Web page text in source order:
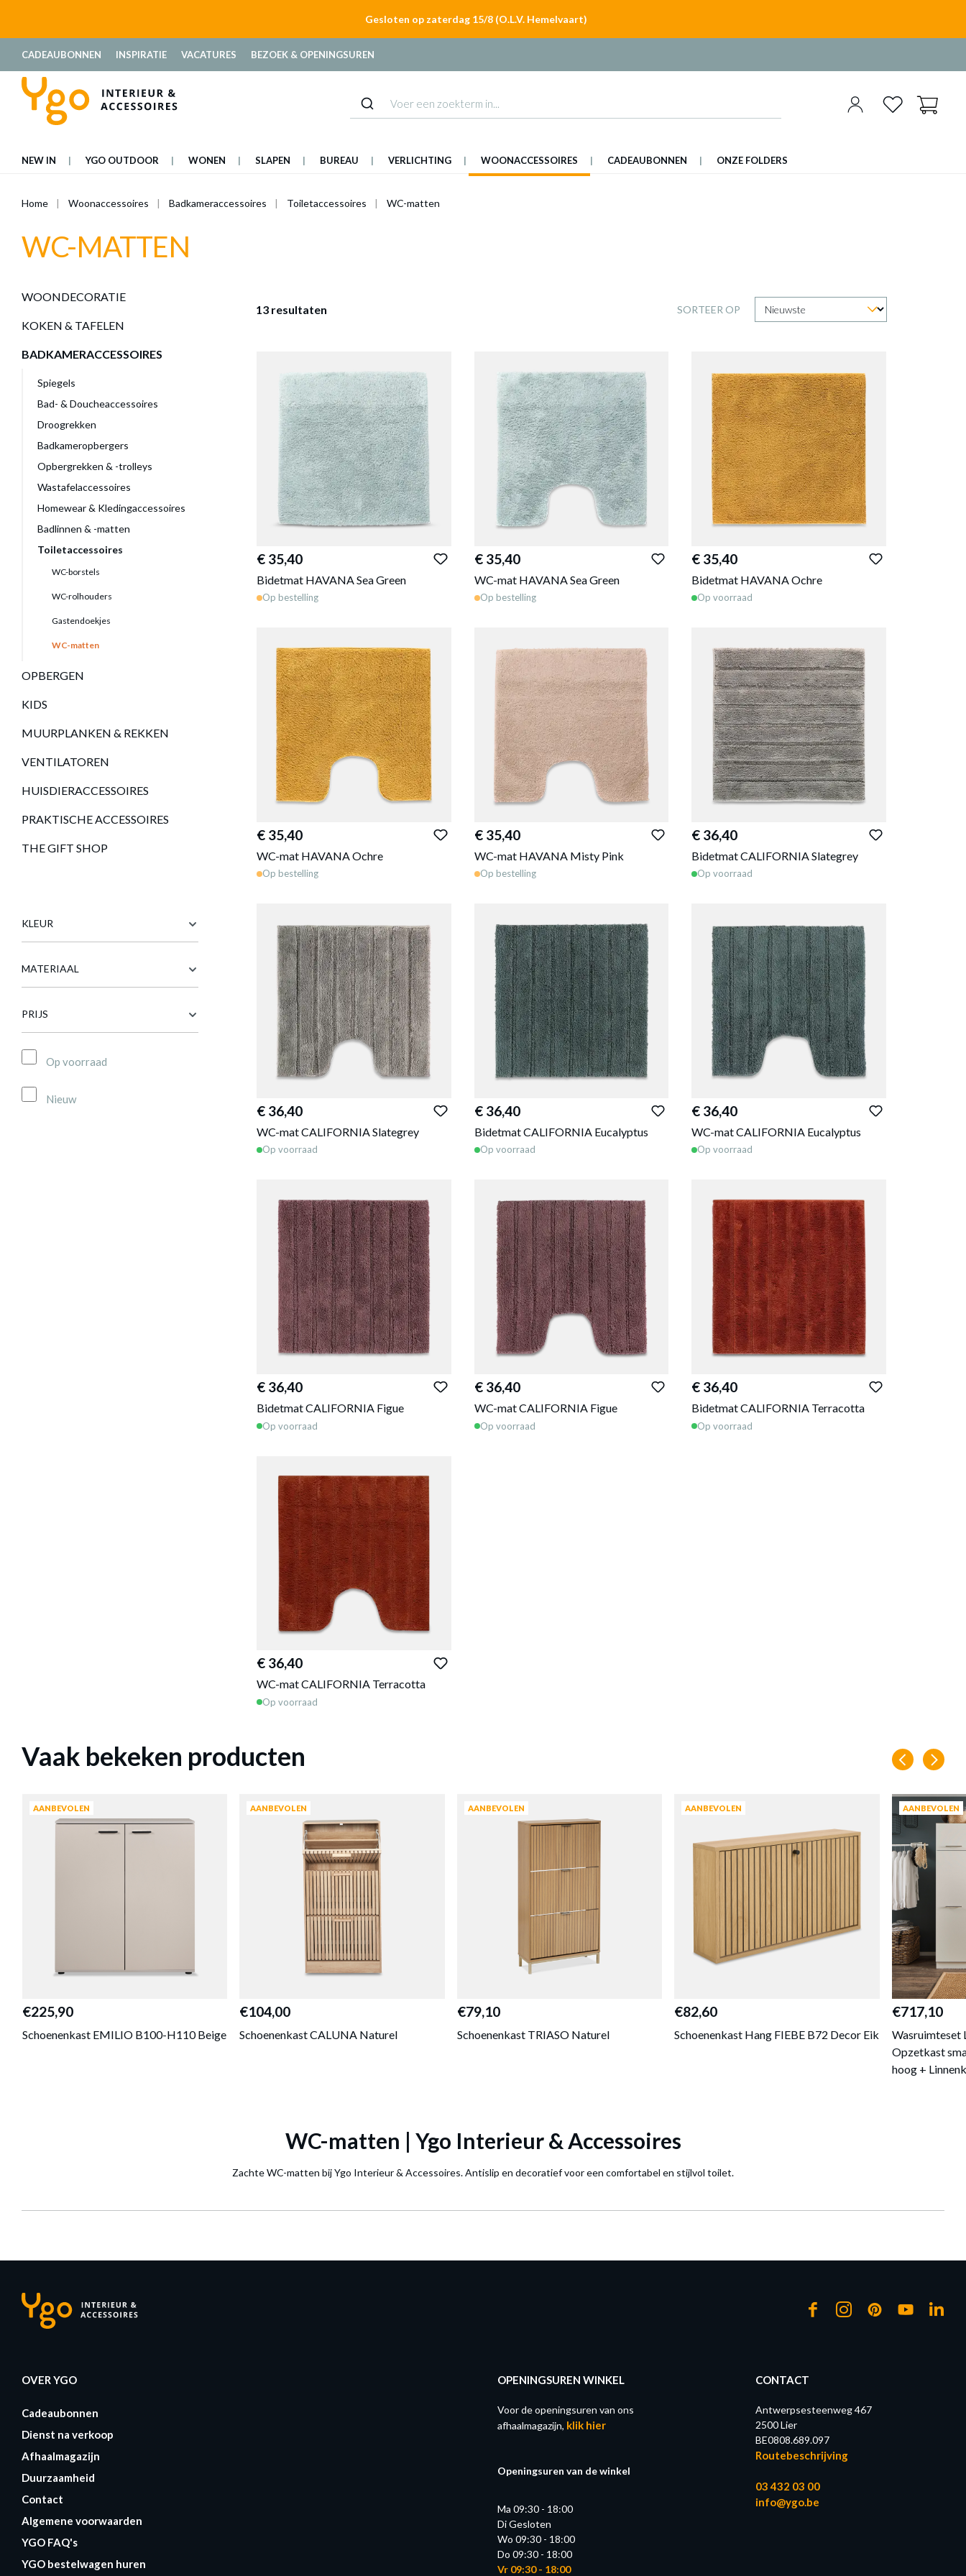
Gesloten op zaterdag 15/8 (O.L.V. Hemelvaart)
CADEAUBONNEN INSPIRATIE VACATURES BEZOEK & OPENINGSUREN
NEW IN YGO OUTDOOR WONEN SLAPEN BUREAU VERLICHTING WOONACCESSOIRES CADEAUBONNEN ONZE FOLDERS
Home Woonaccessoires Badkameraccessoires Toiletaccessoires WC-matten
WC-MATTEN
WOONDECORATIE
KOKEN & TAFELEN
BADKAMERACCESSOIRES
Spiegels
Bad- & Doucheaccessoires
Droogrekken
Badkameropbergers
Opbergrekken & -trolleys
Wastafelaccessoires
Homewear & Kledingaccessoires
Badlinnen & -matten
Toiletaccessoires
WC-borstels
WC-rolhouders
Gastendoekjes
WC-matten
OPBERGEN
KIDS
MUURPLANKEN & REKKEN
VENTILATOREN
HUISDIERACCESSOIRES
PRAKTISCHE ACCESSOIRES
THE GIFT SHOP
KLEUR
MATERIAAL
PRIJS
Op voorraad
Nieuw
13 resultaten SORTEER OP
€ 35,40
Bidetmat HAVANA Sea Green
Op bestelling
€ 35,40
WC-mat HAVANA Sea Green
Op bestelling
€ 35,40
Bidetmat HAVANA Ochre
Op voorraad
€ 35,40
WC-mat HAVANA Ochre
Op bestelling
€ 35,40
WC-mat HAVANA Misty Pink
Op bestelling
€ 36,40
Bidetmat CALIFORNIA Slategrey
Op voorraad
€ 36,40
WC-mat CALIFORNIA Slategrey
Op voorraad
€ 36,40
Bidetmat CALIFORNIA Eucalyptus
Op voorraad
€ 36,40
WC-mat CALIFORNIA Eucalyptus
Op voorraad
€ 36,40
Bidetmat CALIFORNIA Figue
Op voorraad
€ 36,40
WC-mat CALIFORNIA Figue
Op voorraad
€ 36,40
Bidetmat CALIFORNIA Terracotta
Op voorraad
€ 36,40
WC-mat CALIFORNIA Terracotta
Op voorraad
Vaak bekeken producten
AANBEVOLEN
€225,90
Schoenenkast EMILIO B100-H110 Beige
AANBEVOLEN
€104,00
Schoenenkast CALUNA Naturel
AANBEVOLEN
€79,10
Schoenenkast TRIASO Naturel
AANBEVOLEN
€82,60
Schoenenkast Hang FIEBE B72 Decor Eik
AANBEVOLEN
€717,10
Wasruimteset
Opzetkast
hoog +
WC-matten | Ygo Interieur & Accessoires
Zachte WC-matten bij Ygo Interieur & Accessoires. Antislip en decoratief voor een comfortabel en stijlvol toilet.
OVER YGO
Cadeaubonnen
Dienst na verkoop
Afhaalmagazijn
Duurzaamheid
Contact
Algemene voorwaarden
YGO FAQ's
YGO bestelwagen huren
OPENINGSUREN WINKEL
Voor de openingsuren van ons
afhaalmagazijn, klik hier
Openingsuren van de winkel
Ma 09:30 - 18:00
Di Gesloten
Wo 09:30 - 18:00
Do 09:30 - 18:00
Vr 09:30 - 18:00
CONTACT
Antwerpsesteenweg 467
2500 Lier
BE0808.689.097
Routebeschrijving
03 432 03 00
info@ygo.be